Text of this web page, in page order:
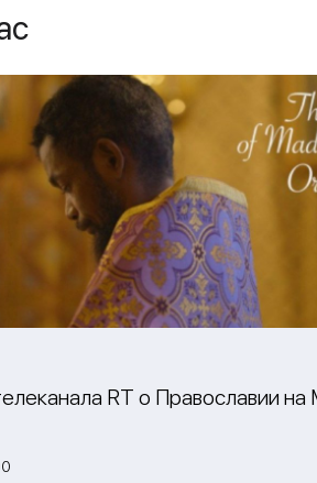
RT о Православии на